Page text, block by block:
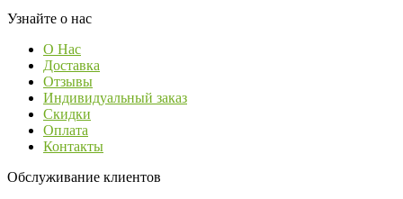
Узнайте о нас
О Нас
Доставка
Отзывы
Индивидуальный заказ
Скидки
Оплата
Контакты
Обслуживание клиентов